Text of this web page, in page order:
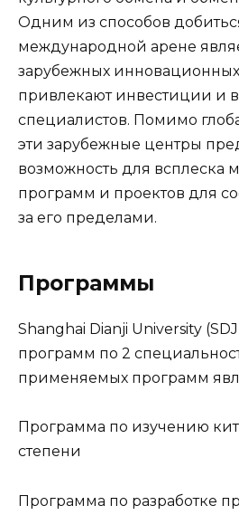
Одним из способов
международной арене
зарубежных
привлекают инвестиции и
специалистов. Помимо
эти зарубежные центры
возможность для всплеска
программ и проектов для
за его пределами.
Программы
Shanghai Dianji University
программ по 2
применяемых программ
Программа по изучению
степени
Программа по разработке